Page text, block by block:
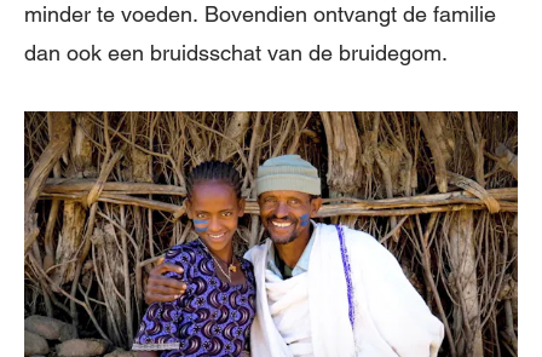
minder te voeden. Bovendien ontvangt de familie
dan ook een bruidsschat van de bruidegom.